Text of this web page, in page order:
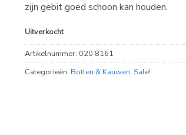
zijn gebit goed schoon kan houden.
Uitverkocht
Artikelnummer: 020 8161
Categorieën: Botten & Kauwen, Sale!